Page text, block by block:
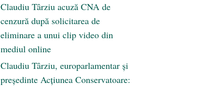
Claudiu Târziu acuză CNA de
cenzură după solicitarea de
eliminare a unui clip video din
mediul online
Claudiu Târziu, europarlamentar și
președinte Acțiunea Conservatoare: